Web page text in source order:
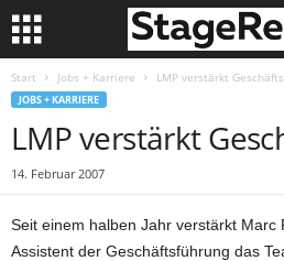
Start Jobs + Karriere LMP verstärkt
JOBS + KARRIERE
LMP verstärkt
14. Februar 2007
Seit einem halben Jahr verstärkt Marc
Assistent der Geschäftsführung das